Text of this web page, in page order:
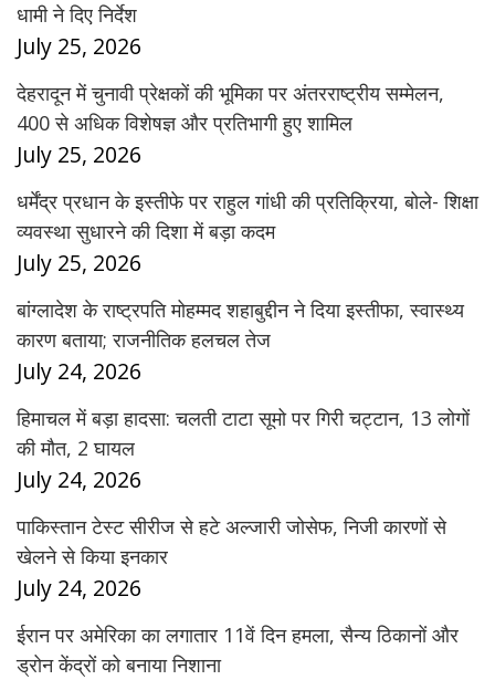
धामी ने दिए निर्देश
July 25, 2026
देहरादून में चुनावी प्रेक्षकों की भूमिका पर अंतरराष्ट्रीय सम्मेलन,
400 से अधिक विशेषज्ञ और प्रतिभागी हुए शामिल
July 25, 2026
धर्मेंद्र प्रधान के इस्तीफे पर राहुल गांधी की प्रतिक्रिया, बोले- शिक्षा
व्यवस्था सुधारने की दिशा में बड़ा कदम
July 25, 2026
बांग्लादेश के राष्ट्रपति मोहम्मद शहाबुद्दीन ने दिया इस्तीफा, स्वास्थ्य
कारण बताया; राजनीतिक हलचल तेज
July 24, 2026
हिमाचल में बड़ा हादसा: चलती टाटा सूमो पर गिरी चट्टान, 13 लोगों
की मौत, 2 घायल
July 24, 2026
पाकिस्तान टेस्ट सीरीज से हटे अल्जारी जोसेफ, निजी कारणों से
खेलने से किया इनकार
July 24, 2026
ईरान पर अमेरिका का लगातार 11वें दिन हमला, सैन्य ठिकानों और
ड्रोन केंद्रों को बनाया निशाना